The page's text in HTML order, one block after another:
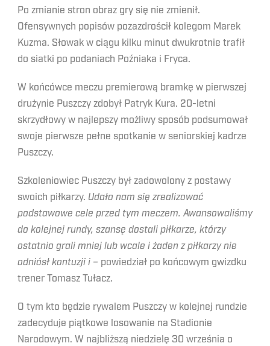
Po zmianie stron obraz gry się nie zmienił.
Ofensywnych popisów pozazdrościł kolegom Marek
Kuzma. Słowak w ciągu kilku minut dwukrotnie trafił
do siatki po podaniach Poźniaka i Fryca.
W końcówce meczu premierową bramkę w pierwszej
drużynie Puszczy zdobył Patryk Kura. 20-letni
skrzydłowy w najlepszy możliwy sposób podsumował
swoje pierwsze pełne spotkanie w seniorskiej kadrze
Puszczy.
Szkoleniowiec Puszczy był zadowolony z postawy
swoich piłkarzy. Udało nam się zrealizować
podstawowe cele przed tym meczem. Awansowaliśmy
do kolejnej rundy, szansę dostali piłkarze, którzy
ostatnio grali mniej lub wcale i żaden z piłkarzy nie
odniósł kontuzji i – powiedział po końcowym gwizdku
trener Tomasz Tułacz.
O tym kto będzie rywalem Puszczy w kolejnej rundzie
zadecyduje piątkowe losowanie na Stadionie
Narodowym. W najbliższą niedzielę 30 września o